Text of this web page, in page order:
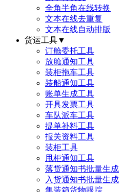
全角半角在线转换
文本在线去重复
文本在线自动排版
货运工具▼
订舱委托工具
放舱通知工具
装柜拖车工具
装船通知工具
账单生成工具
开具发票工具
车队派车工具
提单补料工具
报关资料工具
装柜工具
甩柜通知工具
落货通知书批量生成
入货通知书批量生成
集装箱货物跟踪